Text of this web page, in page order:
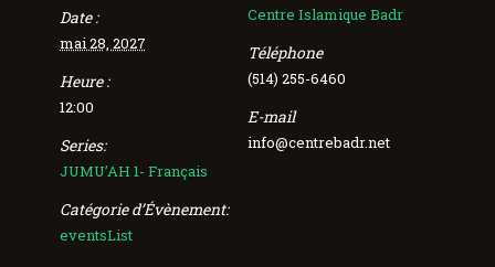
Date :
mai 28, 2027
Heure :
12:00
Series:
JUMU’AH 1- Français
Catégorie d’Évènement:
eventsList
Centre Islamique Badr
Téléphone
(514) 255-6460
E-mail
info@centrebadr.net